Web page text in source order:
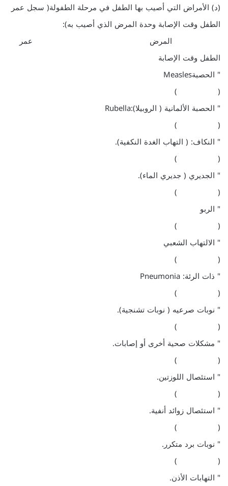
(د) الأمراض التي أصيب بها الطفل في مرحلة الطفولة( سجل عمر
الطفل وقت الإصابة وحدة المرض الذي أصيب به):
المرض عمر
الطفل وقت الإصابة
( )
( )
" النكاف: ( التهاب الغدة النكفية).
( )
" الجديري ( جديري الماء).
( )
" الربو
( )
" الالتهاب الشعبي
( )
( )
" نوبات صرعيه ( نوبات تشنجية).
( )
" مشكلات صحية أخرى أو إصابات.
( )
" استئصال اللوزتين.
( )
" استئصال زوائد أنفية.
( )
" نوبات برد متكرر.
( )
" التهابات الأذن.